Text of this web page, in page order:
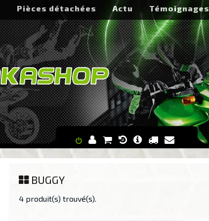
Pièces détachées Actu Témoignages
BUGGY
4 produit(s) trouvé(s).